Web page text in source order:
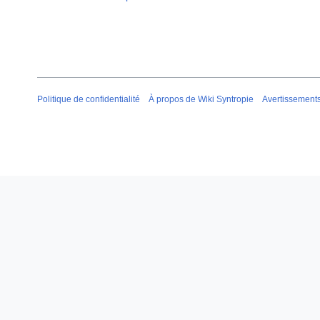
Politique de confidentialité À propos de Wiki Syntropie